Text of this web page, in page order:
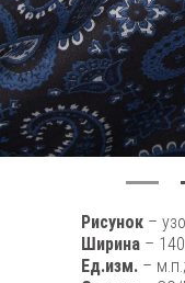
Рисунок –
Ширина –
Ед.изм. – м.п.;